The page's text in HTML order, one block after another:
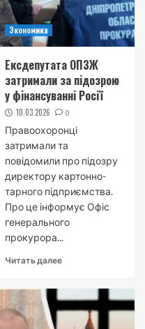
Экономика
Ексдепутата ОПЗЖ
затримали за підозрою
у фінансуванні Росії
10.03.2026 0
Правоохоронці
затримали та
повідомили про підозру
директору картонно-
тарного підприємства.
Про це інформує Офіс
генерального
прокурора...
Читать далее